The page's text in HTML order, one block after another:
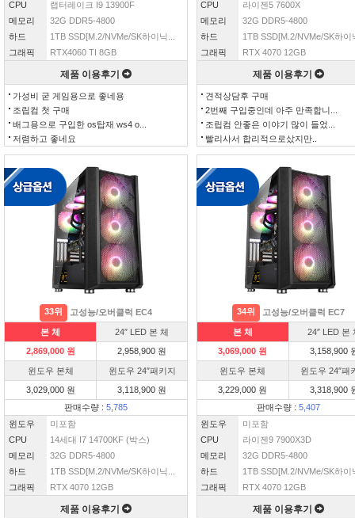
CPU
랩터레이크 I9 13900F
메모리
32G DDR5-4800
하드
1TB SSD[M.2/NVMe/SK하이닉...
그래픽
RTX4060 TI 8GB
제품 이용후기
가성비 굳 게임용으로 좋네용
조립컴 첫 구매
배그용으로 구입한 os탑재 ws4 o...
저렴하고 좋네요
CPU
라이젠5 7600X
메모리
32G DDR5-4800
하드
1TB SSD[M.2/NVMe/SK하이
그래픽
RTX 4070 12GB
제품 이용후기
견적상담후 구매
2번째 구입중인데 아주 만족합니...
조립컴 안좋은 이야기 많이 들었...
빨리사서 합리적으로샀지만..
33위 고성능/오버클럭 EC4
본 체
24″ LED 본 체
2,869,000 원
2,958,900 원
윈도우 본체
윈도우 24″패키지
3,029,000 원
3,118,900 원
판매수량 : 5,785
윈도우
미포함
CPU
14세대 I7 14700KF (박스)
메모리
32G DDR5-4800
하드
1TB SSD[M.2/NVMe/SK하이닉...
그래픽
RTX 4070 12GB
제품 이용후기
34위 고성능/오버클럭 EC7
본 체
24″ LED 본
3,069,000 원
3,158,900
윈도우 본체
윈도우 24″패
3,229,000 원
3,318,900
판매수량 : 5,407
윈도우
미포함
CPU
라이젠9 7900X3D
메모리
32G DDR5-4800
하드
1TB SSD[M.2/NVMe/SK하이
그래픽
RTX 4070 12GB
제품 이용후기